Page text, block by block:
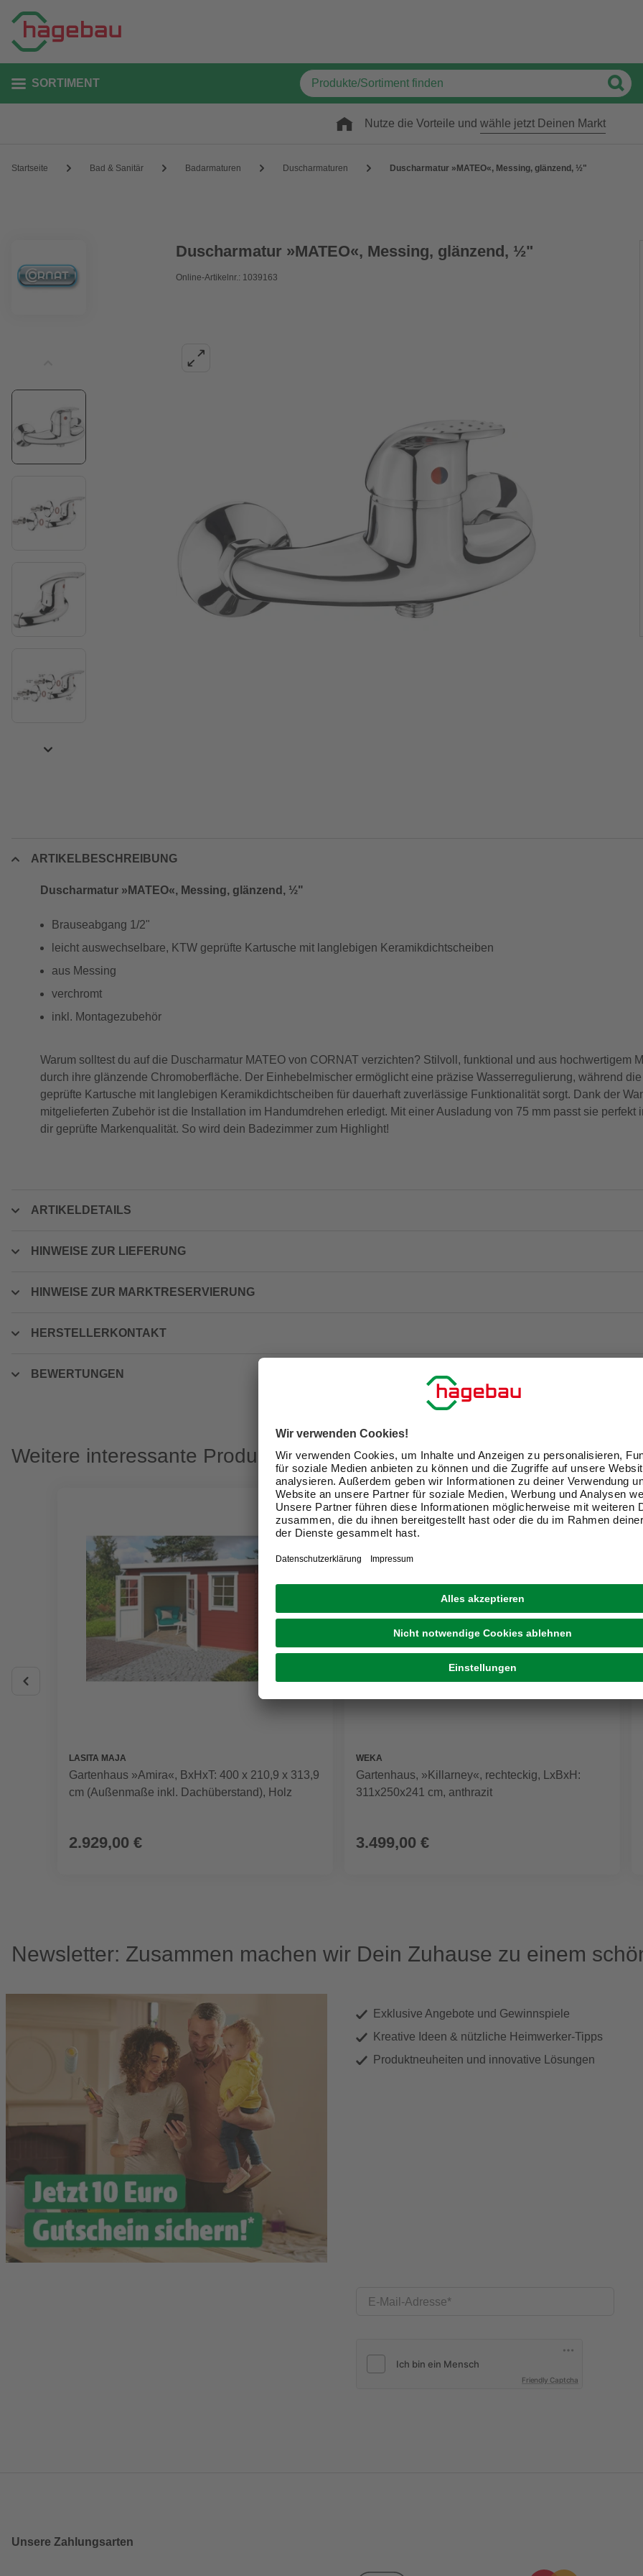
SORTIMENT
Nutze die Vorteile und wähle jetzt Deinen Markt
Startseite Bad & Sanitär Badarmaturen Duscharmaturen Duscharmatur »MATEO«, Messing, glänzend, ½"
Duscharmatur »MATEO«, Messing, glänzend, ½"
Online-Artikelnr.: 1039163
ARTIKELBESCHREIBUNG
Duscharmatur »MATEO«, Messing, glänzend, ½"
Brauseabgang 1/2"
leicht auswechselbare, KTW geprüfte Kartusche mit langlebigen Keramikdichtscheiben
aus Messing
verchromt
inkl. Montagezubehör
Warum solltest du auf die Duscharmatur MATEO von CORNAT verzichten? Stilvoll, funktional und aus hochwertigem
durch ihre glänzende Chromoberfläche. Der Einhebelmischer ermöglicht eine präzise Wasserregulierung, während
geprüfte Kartusche mit langlebigen Keramikdichtscheiben für dauerhaft zuverlässige Funktionalität sorgt. Dank der
mitgelieferten Zubehör ist die Installation im Handumdrehen erledigt. Mit einer Ausladung von 75 mm passt sie perfekt
dir geprüfte Markenqualität. So wird dein Badezimmer zum Highlight!
ARTIKELDETAILS
HINWEISE ZUR LIEFERUNG
HINWEISE ZUR MARKTRESERVIERUNG
HERSTELLERKONTAKT
BEWERTUNGEN
Weitere interessante Produkte
LASITA MAJA
Gartenhaus »Amira«, BxHxT: 400 x 210,9 x 313,9
cm (Außenmaße inkl. Dachüberstand), Holz
2.929,00 €
WEKA
Gartenhaus, »Killarney«, rechteckig, LxBxH:
311x250x241 cm, anthrazit
3.499,00 €
Newsletter: Zusammen machen wir Dein Zuhause zu einem
Exklusive Angebote und Gewinnspiele
Kreative Ideen & nützliche Heimwerker-Tipps
Produktneuheiten und innovative Lösungen
E-Mail-Adresse
Friendly Captcha
Unsere Zahlungsarten